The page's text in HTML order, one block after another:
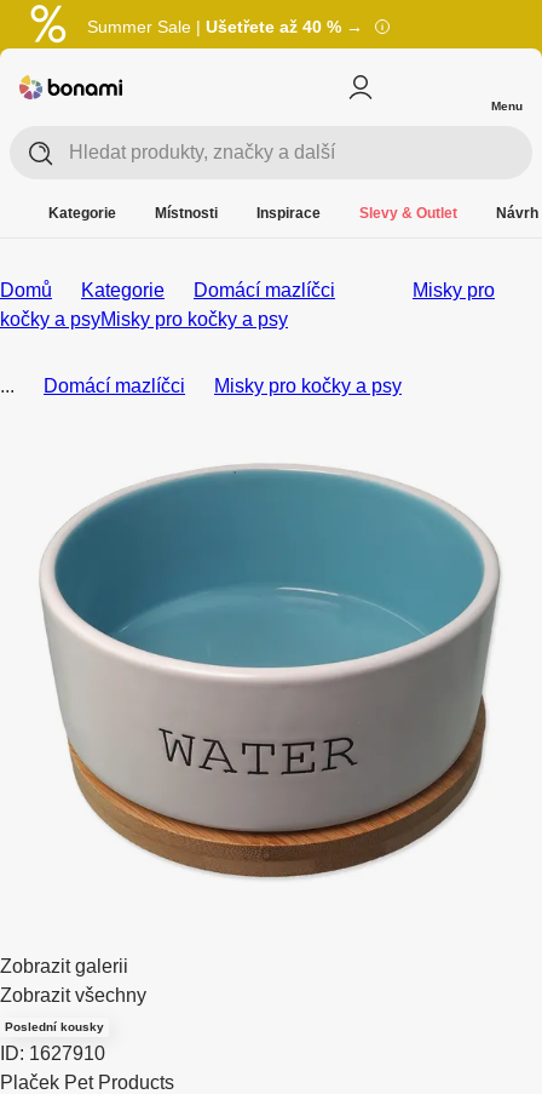
Summer Sale | Ušetřete až 40 % →
Menu
Kategorie Místnosti Inspirace Slevy & Outlet
Domů Kategorie Domácí mazlíčci
Misky pro
kočky a psyMisky pro kočky a psy
... Domácí mazlíčci Misky pro kočky a psy
Zobrazit galerii
Zobrazit všechny
Poslední kousky
ID: 1627910
Plaček Pet Products